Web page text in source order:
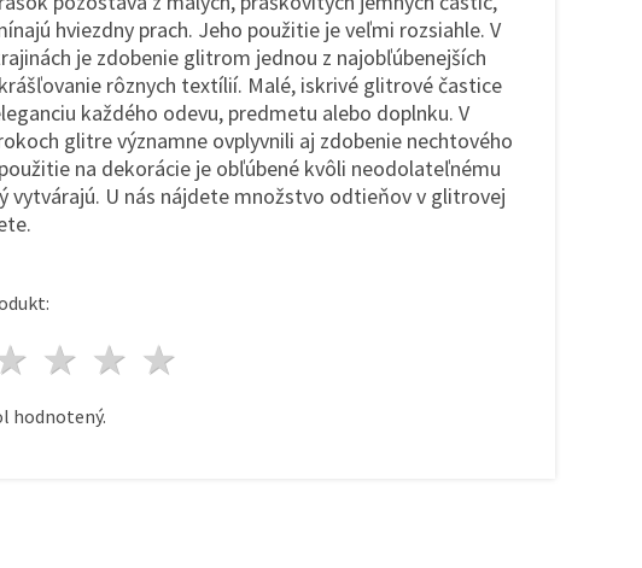
hviezdny prach. Jeho použitie je veľmi rozsiahle. V
je zdobenie glitrom jednou z najobľúbenejších
rôznych textílií. Malé, iskrivé glitrové častice
každého odevu, predmetu alebo doplnku. V
glitre významne ovplyvnili aj zdobenie nechtového
na dekorácie je obľúbené kvôli neodolateľnému
vytvárajú. U nás nájdete množstvo odtieňov v glitrovej
4 hviezdy
3 hviezdy
2 hviezdy
hviezda
hodnotený.